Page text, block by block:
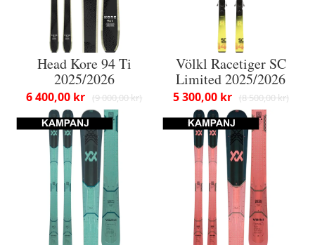
Head Kore 94 Ti
2025/2026
9 000,00 kr
6 400,00 kr
Völkl Racetiger SC
Limited 2025/2026
8 500,00 kr
5 300,00 kr